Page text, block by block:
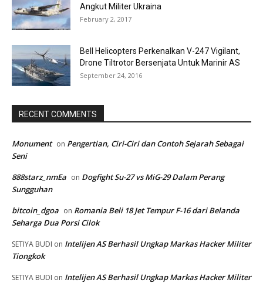
Angkut Militer Ukraina
February 2, 2017
Bell Helicopters Perkenalkan V-247 Vigilant,
Drone Tiltrotor Bersenjata Untuk Marinir AS
September 24, 2016
RECENT COMMENTS
Monument on Pengertian, Ciri-Ciri dan Contoh Sejarah Sebagai
Seni
888starz_nmEa on Dogfight Su-27 vs MiG-29 Dalam Perang
Sungguhan
bitcoin_dgoa on Romania Beli 18 Jet Tempur F-16 dari Belanda
Seharga Dua Porsi Cilok
SETIYA BUDI on Intelijen AS Berhasil Ungkap Markas Hacker Militer
Tiongkok
SETIYA BUDI on Intelijen AS Berhasil Ungkap Markas Hacker Militer